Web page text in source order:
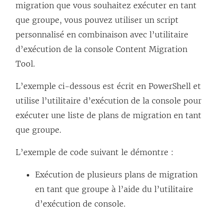
migration que vous souhaitez exécuter en tant
que groupe, vous pouvez utiliser un script
personnalisé en combinaison avec l’utilitaire
d’exécution de la console Content Migration
Tool.
L’exemple ci-dessous est écrit en PowerShell et
utilise l’utilitaire d’exécution de la console pour
exécuter une liste de plans de migration en tant
que groupe.
L’exemple de code suivant le démontre :
Exécution de plusieurs plans de migration
en tant que groupe à l’aide du l’utilitaire
d’exécution de console.